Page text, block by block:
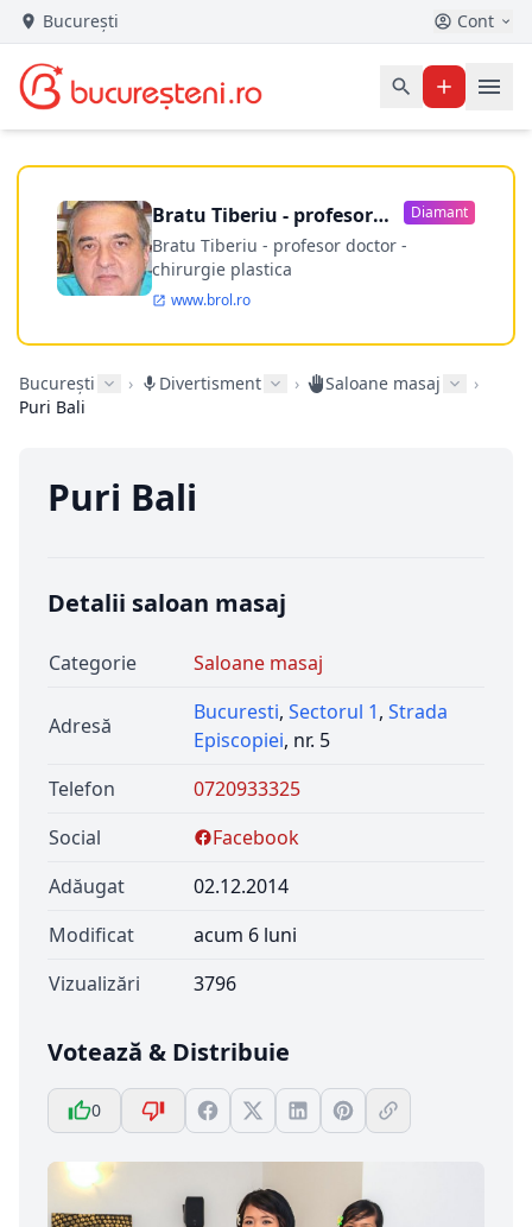
București Cont
Bratu Tiberiu - profesor
doctor
Diamant
Bratu Tiberiu - profesor doctor -
chirurgie plastica
www.brol.ro
București › Divertisment › Saloane masaj
›
Puri Bali
Puri Bali
Detalii saloan masaj
Categorie Saloane masaj
Adresă
Bucuresti, Sectorul 1, Strada
Episcopiei, nr. 5
Telefon
0720933325
Social
Facebook
Adăugat
02.12.2014
Modificat
acum 6 luni
Vizualizări
3796
Votează & Distribuie
0